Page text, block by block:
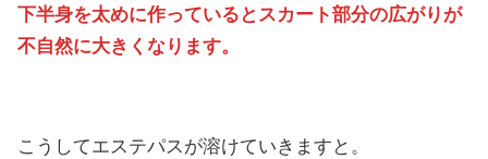
下半身を太めに作っているとスカート部分の広がりが
不自然に大きくなります。
こうしてエステパスが溶けていきますと。